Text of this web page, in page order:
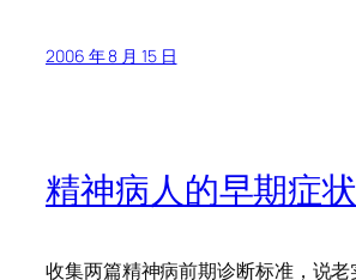
2006 年 8 月 15 日
精神病人的早期症
收集两篇精神病前期诊断标准，说